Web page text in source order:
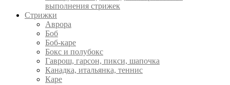
выполнения стрижек
Стрижки
Аврора
Боб
Боб-каре
Бокс и полубокс
Гаврош, гарсон, пикси, шапочка
Канадка, итальянка, теннис
Каре